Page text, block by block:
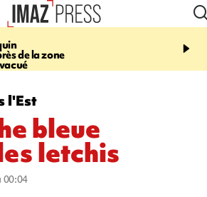
de la zone
20:27
Contrôles
infractions relevées, 9
l'Est
bleue
letchis
00:04